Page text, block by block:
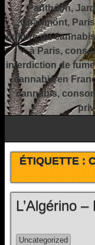
Panthéon,
Chaumont,
culture du
à Paris,
interdiction de
cannabis en
cannabis,
ÉTIQUETTE :
L’Algérino
Uncategorized